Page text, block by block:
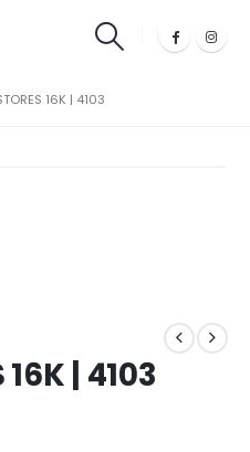
16K | 4103
16K | 4103